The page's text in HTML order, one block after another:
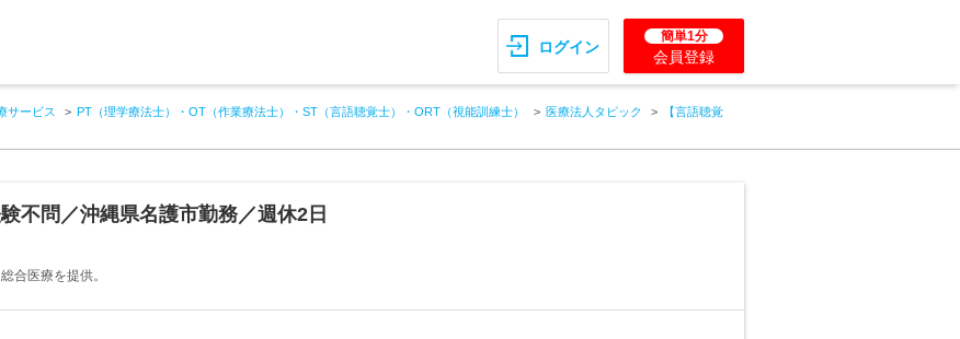
ログイン
簡単1分
会員登録
サービス PT（理学療法士）・OT（作業療法士）・ST（言語聴覚士）・ORT（視能訓練士） 医療法人タピック
【言語聴覚
不問／沖縄県名護市勤務／週休2日
合医療を提供。